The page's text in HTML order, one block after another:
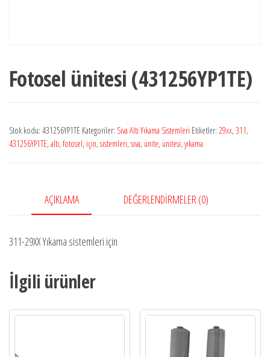
Fotosel ünitesi (431256YP1TE)
Stok kodu: 431256YP1TE Kategoriler: Sıva Altı Yıkama Sistemleri Etiketler: 29xx, 311,
431256YP1TE, altı, fotosel, için, sistemleri, sıva, ünite, ünitesi, yıkama
AÇIKLAMA DEĞERLENDIRMELER (0)
311-29XX Yıkama sistemleri için
İlgili ürünler